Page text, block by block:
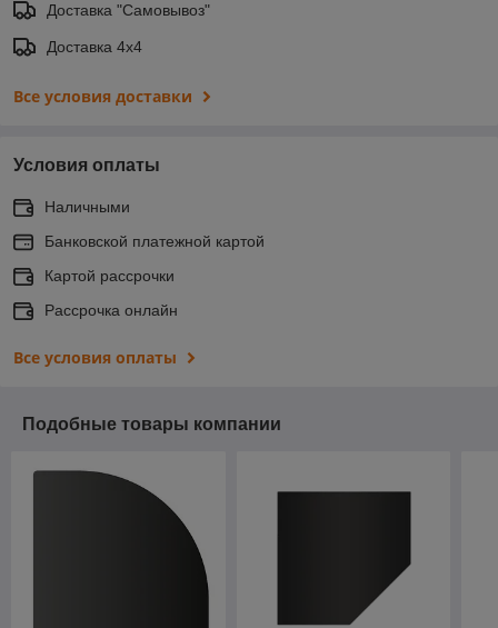
Доставка "Самовывоз"
Доставка 4х4
Все условия доставки
Условия оплаты
Наличными
Банковской платежной картой
Картой рассрочки
Рассрочка онлайн
Все условия оплаты
Подобные товары компании